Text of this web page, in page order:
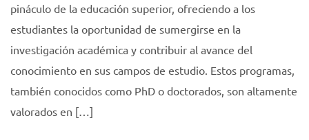
pináculo de la educación superior, ofreciendo a los
estudiantes la oportunidad de sumergirse en la
investigación académica y contribuir al avance del
conocimiento en sus campos de estudio. Estos programas,
también conocidos como PhD o doctorados, son altamente
valorados en […]